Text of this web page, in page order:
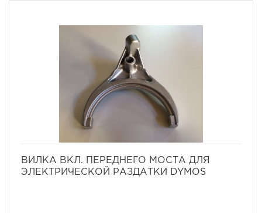
ВИЛКА ВКЛ. ПЕРЕДНЕГО МОСТА ДЛЯ
ЭЛЕКТРИЧЕСКОЙ РАЗДАТКИ DYMOS